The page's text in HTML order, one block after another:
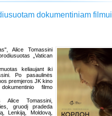
dokumentiniam filmui
Alice Tomassini
„Vatican
keliaujant iki
Po pasaulinės
premjeros JK kino
filmo
Alice Tomassini,
gruodį pradeda
Lenkiją, Moldovą,